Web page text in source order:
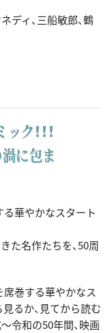
ディ、三船敏郎、鶴
ク！！！
に包ま
る華やかなスタート
た名作たちを、50周
席巻する華やかなス
見るか、見てから読む
令和の50年間、映画